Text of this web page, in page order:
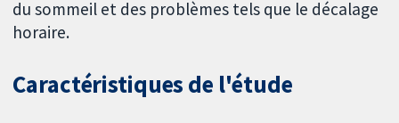
du sommeil et des problèmes tels que le décalage
horaire.
Caractéristiques de l'étude